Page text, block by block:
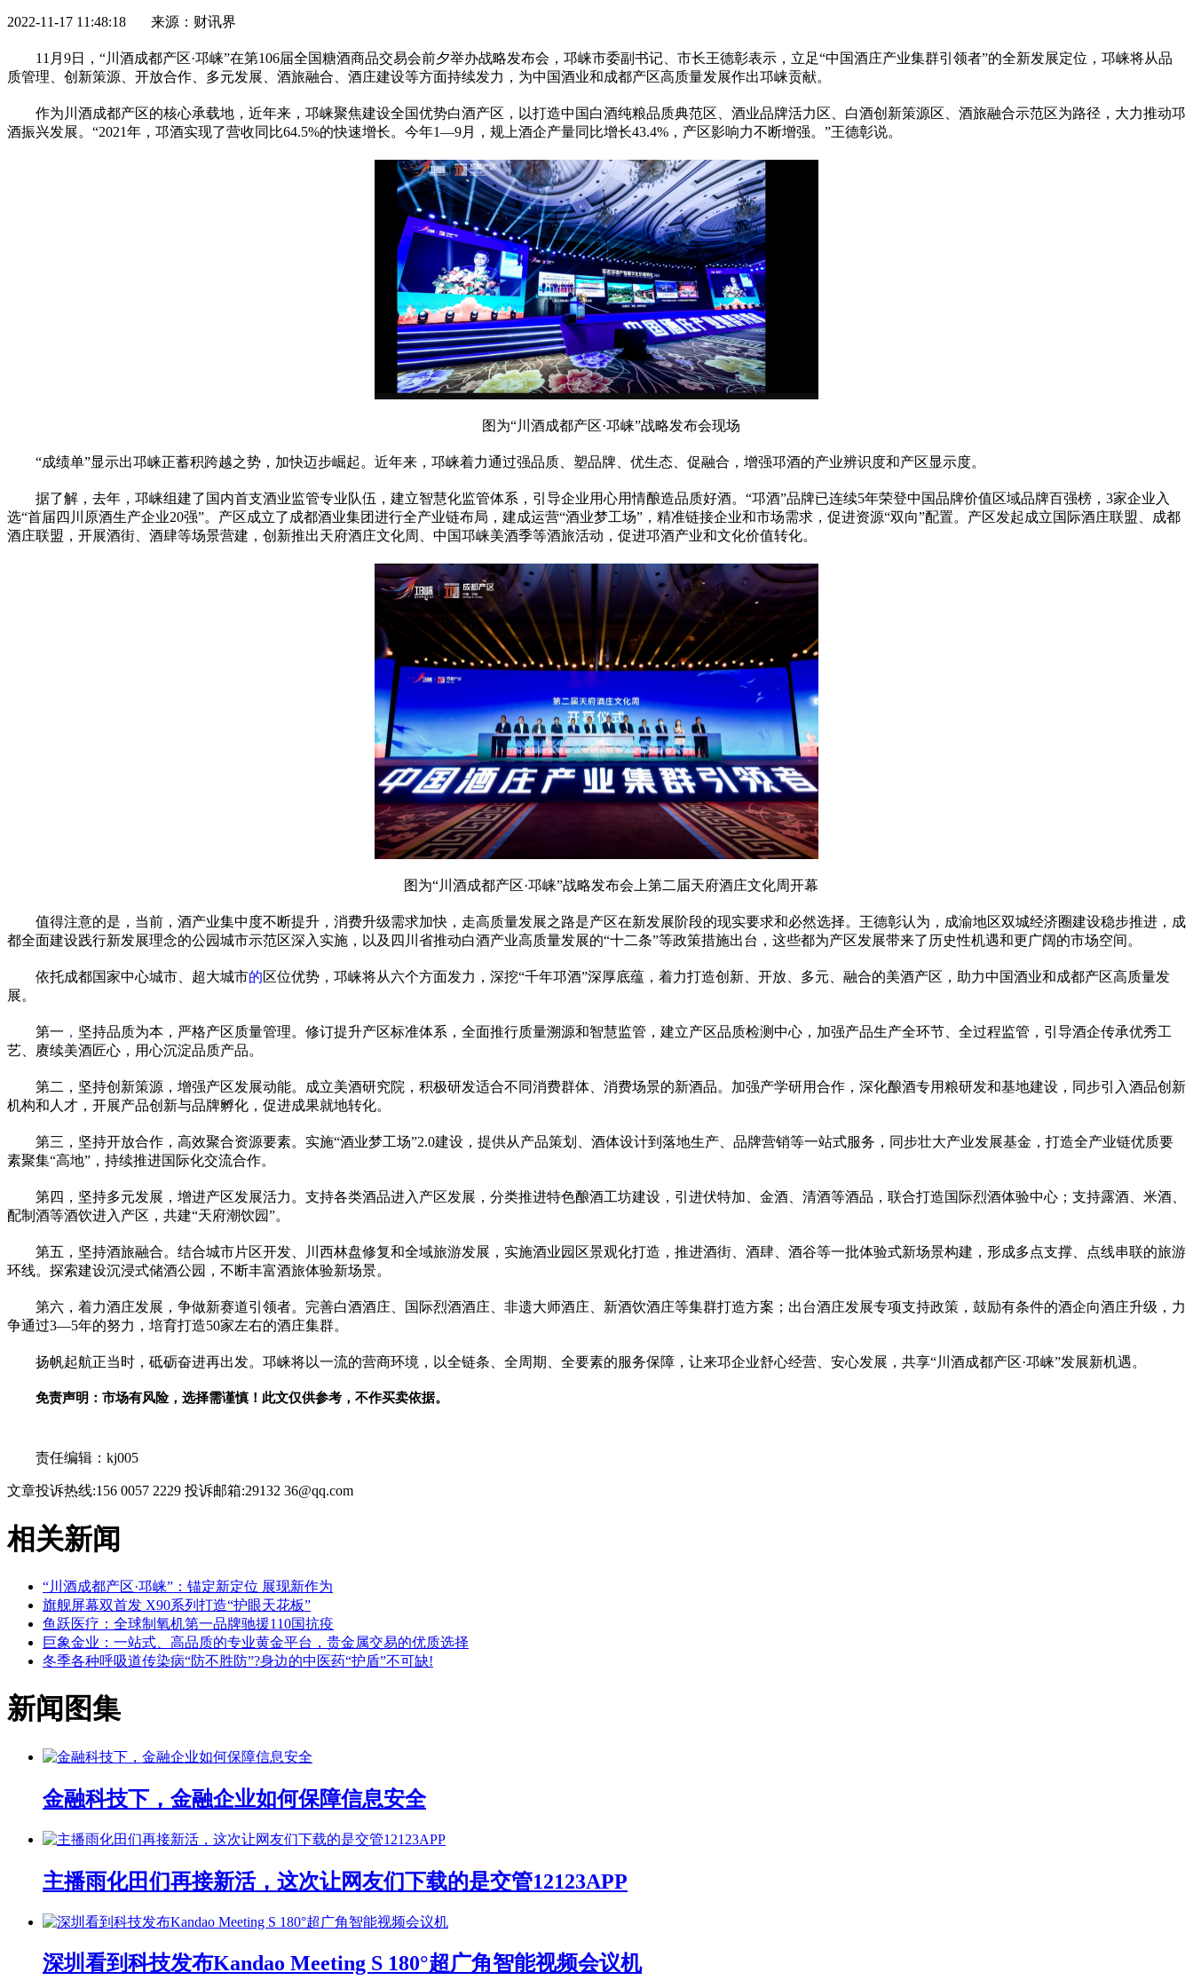
2022-11-17 11:48:18 来源：财讯界
11月9日，“川酒成都产区·邛崃”在第106届全国糖酒商品交易会前夕举办战略发布会，邛崃市委副 书记 、市长王德彰表示，立足“中国酒庄产业集群引领者”的全新发展定位，邛崃将从品
质管理、创新策源、开放合作、多元发展、酒旅融合、酒庄建设等方面持续发力，为中国酒业和成都产区高质量发展作出邛崃贡献。
作为川酒成都产区的核心承载地， 近年来，邛崃聚焦建设全国优势白酒产区，以打造中国白酒纯粮品质典范区、酒业品牌活力区、白酒创新策源区、酒旅融合示范区为路径，大力推动邛
酒振兴发展。“2021年，邛酒实现了营收同比64.5%的快速增长。今年1—9月，规上酒企产量同比增长43.4%，产区影响力不断增强。”王德彰说。
图为“川酒成都产区·邛崃”战略发布会现场
“成绩单”显示出邛崃正蓄积跨越之势，加快迈步崛起。 近年来，邛崃着力通过强品质、塑品牌、优生态、促融合，增强邛酒的产业辨识度和产区显示度。
据了解，去年，邛崃组建了国内首支酒业监管专业队伍，建立智慧化监管体系，引导企业用心用情酿造品质好酒。“邛酒”品牌已连续5年荣登中国品牌价值区域品牌百强榜，3家企业入
选“首届四川原酒生产企业20强”。产区成立了成都酒业集团进行全产业链布局，建成运营“酒业梦工场”，精准链接企业和市场需求，促进资源“双向”配置。产区发起成立国际酒庄联盟、成都
酒庄联盟，开展酒街、酒肆等场景营建，创新推出天府酒庄文化周、中国邛崃美酒季等酒旅活动，促进邛酒产业和文化价值转化。
图为“川酒成都产区·邛崃”战略发布会上第二届天府酒庄文化周开幕
值得注意的是，当前，酒产业集中度不断提升，消费升级需求加快，走高质量发展之路是产区在新发展阶段的现实要求和必然选择。王德彰认为，成渝地区双城经济圈建设稳步推进，成
都全面建设践行新发展理念的公园城市示范区深入实施，以及四川省推动白酒产业高质量发展的“十二条”等政策措施出台，这些都为产区发展带来了历史性机遇和更广阔的市场空间。
依托成都国家中心城市、超大城市的区位优势，邛崃将从六个方面发力，深挖“千年邛酒”深厚底蕴，着力打造创新、开放、多元、融合的美酒产区，助力中国酒业和成都产区高质量发
展。
第一 ， 坚持品质为本，严格产区质量管理。修订提升产区标准体系，全面推行质量溯源和智慧监管，建立产区品质检测中心，加强产品生产全环节、全过程监管，引导酒企传承优秀工
艺、赓续美酒匠心，用心沉淀品质产品。
第二，坚持创新策源，增强产区发展动能。成立美酒研究院，积极研发适合不同消费群体、消费场景的新酒品。加强产学研用合作，深化酿酒专用粮研发和基地建设，同步引入酒品创新
机构和人才，开展产品创新与品牌孵化，促进成果就地转化。
第三，坚持开放合作，高效聚合资源要素。实施“酒业梦工场”2.0建设，提供从产品策划、酒体设计到落地生产、品牌营销等一站式服务，同步壮大产业发展基金 ，打造全产业链优质要
素聚集“高地”，持续推进国际化交流合作。
第四，坚持多元发展，增进产区发展活力。支持各类酒品进入产区发展，分类推进特色酿酒工坊建设，引进伏特加、金酒、清酒等酒品，联合打造国际烈酒体验中心；支持露酒、米酒、
配制酒等酒饮进入产区，共建“天府潮饮园”。
第五，坚持酒旅融合。结合城市片区开发、川西林盘修复和全域旅游发展，实施酒业园区景观化打造，推进酒街、酒肆、酒谷等一批体验式新场景构建，形成多点支撑、点线串联的旅游
环线。探索建设沉浸式储酒公园，不断丰富酒旅体验新场景。
第六，着力酒庄发展，争做新赛道引领者。完善白酒酒庄、国际烈酒酒庄、非遗大师酒庄、新酒饮酒庄等集群打造方案；出台酒庄发展专项支持政策，鼓励有条件的酒企向酒庄升级，力
争通过3—5年的努力，培育打造50家左右的酒庄集群。
扬帆起航正当时，砥砺奋进再出发。邛崃将以一流的营商环境，以全链条、全周期、全要素的服务保障，让来邛企业舒心经营、安心发展，共享“川酒成都产区·邛崃”发展新机遇。
免责声明：市场有风险，选择需谨慎！此文仅供参考，不作买卖依据。
责任编辑：kj005
文章投诉热线:156 0057 2229 投诉邮箱:29132 36@qq.com
相关新闻
“川酒成都产区·邛崃”：锚定新定位 展现新作为
旗舰屏幕双首发 X90系列打造“护眼天花板”
鱼跃医疗：全球制氧机第一品牌驰援110国抗疫
巨象金业：一站式、高品质的专业黄金平台，贵金属交易的优质选择
冬季各种呼吸道传染病“防不胜防”?身边的中医药“护盾”不可缺!
新闻图集
金融科技下，金融企业如何保障信息安全
主播雨化田们再接新活，这次让网友们下载的是交管12123APP
深圳看到科技发布Kandao Meeting S 180°超广角智能视频会议机